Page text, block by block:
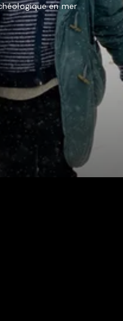
en mer
est contrainte de
compartiment ...